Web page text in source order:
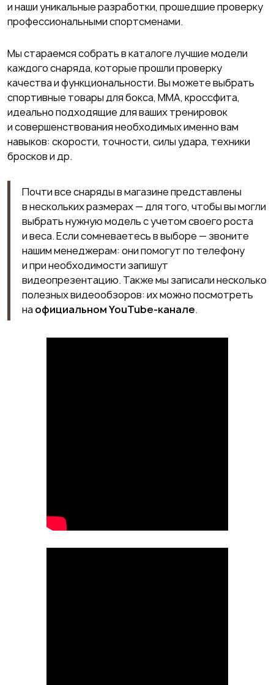
и наши уникальные разработки, прошедшие проверку
профессиональными спортсменами.
Мы стараемся собрать в каталоге лучшие модели
каждого снаряда, которые прошли проверку
качества и функциональности. Вы можете выбрать
спортивные товары для бокса, ММА, кроссфита,
идеально подходящие для ваших тренировок
и совершенствования необходимых именно вам
навыков: скорости, точности, силы удара, техники
бросков и др.
Почти все снаряды в магазине представлены
в нескольких размерах — для того, чтобы вы могли
выбрать нужную модель с учетом своего роста
и веса. Если сомневаетесь в выборе — звоните
нашим менеджерам: они помогут по телефону
и при необходимости запишут
видеопрезентацию. Также мы записали несколько
полезных видеообзоров: их можно посмотреть
на официальном YouTube-канале.